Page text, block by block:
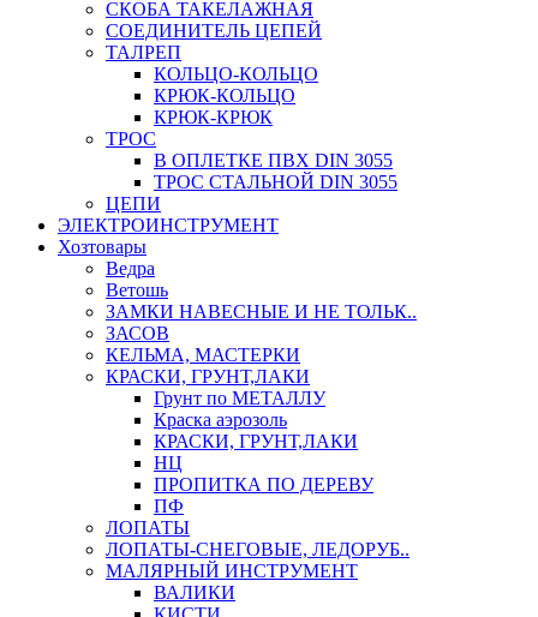
СКОБА ТАКЕЛАЖНАЯ
СОЕДИНИТЕЛЬ ЦЕПЕЙ
ТАЛРЕП
КОЛЬЦО-КОЛЬЦО
КРЮК-КОЛЬЦО
КРЮК-КРЮК
ТРОС
В ОПЛЕТКЕ ПВХ DIN 3055
ТРОС СТАЛЬНОЙ DIN 3055
ЦЕПИ
ЭЛЕКТРОИНСТРУМЕНТ
Хозтовары
Ведра
Ветошь
ЗАМКИ НАВЕСНЫЕ И НЕ ТОЛЬК..
ЗАСОВ
КЕЛЬМА, МАСТЕРКИ
КРАСКИ, ГРУНТ,ЛАКИ
Грунт по МЕТАЛЛУ
Краска аэрозоль
КРАСКИ, ГРУНТ,ЛАКИ
НЦ
ПРОПИТКА ПО ДЕРЕВУ
ПФ
ЛОПАТЫ
ЛОПАТЫ-СНЕГОВЫЕ, ЛЕДОРУБ..
МАЛЯРНЫЙ ИНСТРУМЕНТ
ВАЛИКИ